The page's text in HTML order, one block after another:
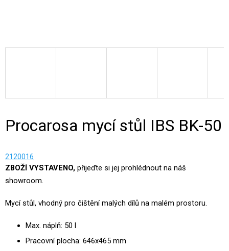
Procarosa mycí stůl IBS BK-50
2120016
ZBOŽÍ VYSTAVENO, přijeďte si jej prohlédnout na náš
showroom.
Mycí stůl, vhodný pro čištění malých dílů na malém prostoru.
Max. náplň: 50 l
Pracovní plocha: 646x465 mm